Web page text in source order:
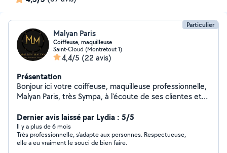
Particulier
Malyan Paris
Coiffeuse, maquilleuse
Saint-Cloud (Montretout 1)
4,4/5 (22 avis)
Présentation
Bonjour ici votre coiffeuse, maquilleuse professionnelle,
Malyan Paris, très Sympa, à l'écoute de ses clientes et
prestations
Dernier avis laissé par Lydia : 5/5
Il y a plus de 6 mois
Très professionnelle, s'adapte aux personnes. Respectueuse,
elle a eu vraiment le souci de bien faire.